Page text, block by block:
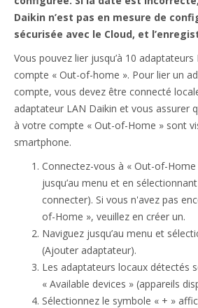
Daikin n’est pas en mesure de
sécurisée avec le Cloud, et
Vous pouvez lier jusqu’à 10 adaptateurs
compte « Out-of-home ». Pour lier un
compte, vous devez être connecté
adaptateur LAN Daikin et vous assurer
à votre compte « Out-of-Home » sont
smartphone.
Connectez-vous à « Out-of-
jusqu’au menu et en
connecter). Si vous n'avez pas
of-Home », veuillez en créer un.
Naviguez jusqu’au menu et
(Ajouter adaptateur).
Les adaptateurs locaux détectés
« Available devices » (appareils
Sélectionnez le symbole « + »